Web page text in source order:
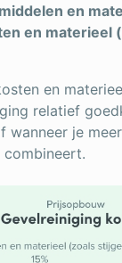
en
en materieel
en
relatief
wanneer je
combineert.